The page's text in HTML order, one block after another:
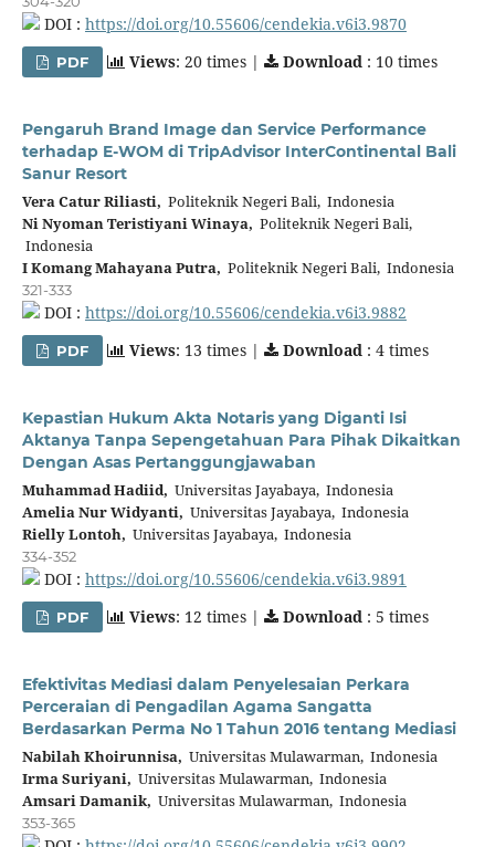
DOI : https://doi.org/10.55606/cendekia.v6i3.9870
PDF Views: 20 times | Download : 10 times
Pengaruh Brand Image dan Service Performance
terhadap E-WOM di TripAdvisor InterContinental Bali
Sanur Resort
Vera Catur Riliasti, Politeknik Negeri Bali, Indonesia
Ni Nyoman Teristiyani Winaya, Politeknik Negeri Bali,
Indonesia
I Komang Mahayana Putra, Politeknik Negeri Bali, Indonesia
321-333
DOI : https://doi.org/10.55606/cendekia.v6i3.9882
PDF Views: 13 times | Download : 4 times
Kepastian Hukum Akta Notaris yang Diganti Isi
Aktanya Tanpa Sepengetahuan Para Pihak Dikaitkan
Dengan Asas Pertanggungjawaban
Muhammad Hadiid, Universitas Jayabaya, Indonesia
Amelia Nur Widyanti, Universitas Jayabaya, Indonesia
Rielly Lontoh, Universitas Jayabaya, Indonesia
334-352
DOI : https://doi.org/10.55606/cendekia.v6i3.9891
PDF Views: 12 times | Download : 5 times
Efektivitas Mediasi dalam Penyelesaian Perkara
Perceraian di Pengadilan Agama Sangatta
Berdasarkan Perma No 1 Tahun 2016 tentang Mediasi
Nabilah Khoirunnisa, Universitas Mulawarman, Indonesia
Irma Suriyani, Universitas Mulawarman, Indonesia
Amsari Damanik, Universitas Mulawarman, Indonesia
353-365